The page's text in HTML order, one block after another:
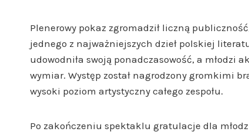
Plenerowy pokaz zgromadził liczną
jednego z najważniejszych dzieł polskiej
udowodniła swoją ponadczasowość, a młodzi
wymiar. Występ został nagrodzony gromkimi
wysoki poziom artystyczny całego zespołu.
Po zakończeniu spektaklu gratulacje dla